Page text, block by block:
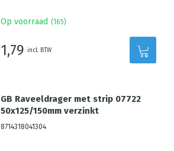
Op voorraad (165)
1,79 incl. BTW
GB Raveeldrager met strip 07722
50x125/150mm verzinkt
8714318041304